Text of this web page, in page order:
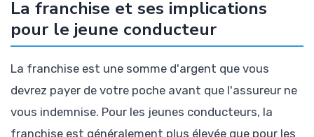
La franchise et ses implications
pour le jeune conducteur
La franchise est une somme d'argent que vous
devrez payer de votre poche avant que l'assureur ne
vous indemnise. Pour les jeunes conducteurs, la
franchise est généralement plus élevée que pour les